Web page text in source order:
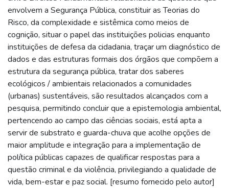
envolvem a Segurança Pública, constituir as Teorias do
Risco, da complexidade e sistêmica como meios de
cognição, situar o papel das instituições policias enquanto
instituições de defesa da cidadania, traçar um diagnóstico de
dados e das estruturas formais dos órgãos que compõem a
estrutura da segurança pública, tratar dos saberes
ecológicos / ambientais relacionados a comunidades
(urbanas) sustentáveis, são resultados alcançados com a
pesquisa, permitindo concluir que a epistemologia ambiental,
pertencendo ao campo das ciências sociais, está apta a
servir de substrato e guarda-chuva que acolhe opções de
maior amplitude e integração para a implementação de
política públicas capazes de qualificar respostas para a
questão criminal e da violência, privilegiando a qualidade de
vida, bem-estar e paz social. [resumo fornecido pelo autor]